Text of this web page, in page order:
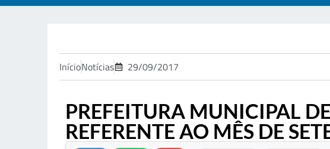
InícioNotícias 29/09/2017
PREFEITURA MUNICIPAL
REFERENTE AO MÊS DE